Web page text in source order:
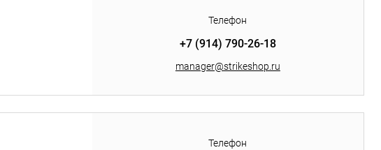
Телефон
+7 (914) 790-26-18
manager@strikeshop.ru
Телефон